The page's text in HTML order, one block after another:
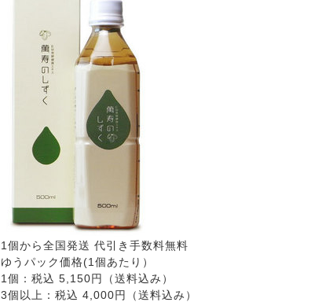
1個から全国発送 代引き手数料無料
ゆうパック価格(1個あたり）
1個：税込 5,150円（送料込み）
3個以上：税込 4,000円（送料込み）